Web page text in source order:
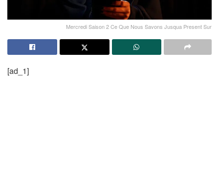
Mercredi Saison 2 Ce Que Nous Savons Jusqua Present Sur
[ad_1]